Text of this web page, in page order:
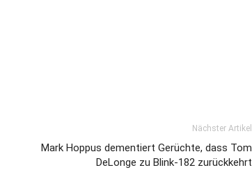
Nächster Artikel
Mark Hoppus dementiert Gerüchte, dass Tom
DeLonge zu Blink-182 zurückkehrt